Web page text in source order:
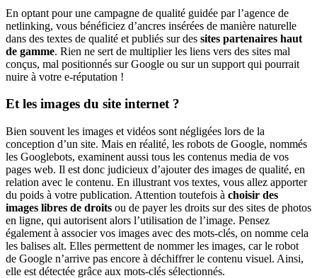
En optant pour une campagne de qualité guidée par l’agence de
netlinking, vous bénéficiez d’ancres insérées de manière naturelle
dans des textes de qualité et publiés sur des sites partenaires haut
de gamme. Rien ne sert de multiplier les liens vers des sites mal
conçus, mal positionnés sur Google ou sur un support qui pourrait
nuire à votre e-réputation !
Et les images du site internet ?
Bien souvent les images et vidéos sont négligées lors de la
conception d’un site. Mais en réalité, les robots de Google, nommés
les Googlebots, examinent aussi tous les contenus media de vos
pages web. Il est donc judicieux d’ajouter des images de qualité, en
relation avec le contenu. En illustrant vos textes, vous allez apporter
du poids à votre publication. Attention toutefois à choisir des
images libres de droits ou de payer les droits sur des sites de photos
en ligne, qui autorisent alors l’utilisation de l’image. Pensez
également à associer vos images avec des mots-clés, on nomme cela
les balises alt. Elles permettent de nommer les images, car le robot
de Google n’arrive pas encore à déchiffrer le contenu visuel. Ainsi,
elle est détectée grâce aux mots-clés sélectionnés.